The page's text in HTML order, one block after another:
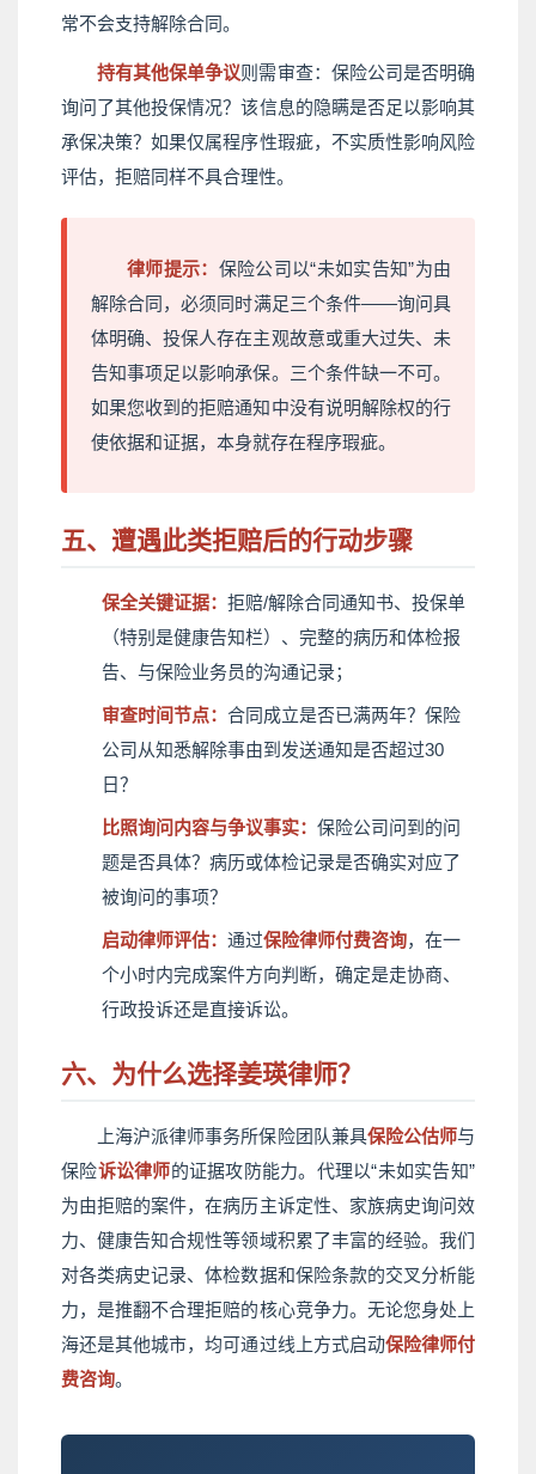
常不会支持解除合同。
持有其他保单争议则需审查：保险公司是否明确
询问了其他投保情况？该信息的隐瞒是否足以影响其
承保决策？如果仅属程序性瑕疵，不实质性影响风险
评估，拒赔同样不具合理性。
律师提示： 保险公司以“未如实告知”为由
解除合同，必须同时满足三个条件——询问具
体明确、投保人存在主观故意或重大过失、未
告知事项足以影响承保。三个条件缺一不可。
如果您收到的拒赔通知中没有说明解除权的行
使依据和证据，本身就存在程序瑕疵。
五、遭遇此类拒赔后的行动步骤
保全关键证据： 拒赔/解除合同通知书、投保单
（特别是健康告知栏）、完整的病历和体检报
告、与保险业务员的沟通记录；
审查时间节点： 合同成立是否已满两年？保险
公司从知悉解除事由到发送通知是否超过30
日？
比照询问内容与争议事实： 保险公司问到的问
题是否具体？病历或体检记录是否确实对应了
被询问的事项？
启动律师评估： 通过保险律师付费咨询，在一
个小时内完成案件方向判断，确定是走协商、
行政投诉还是直接诉讼。
六、为什么选择姜瑛律师？
上海沪派律师事务所保险团队兼具保险公估师与
保险诉讼律师的证据攻防能力。代理以“未如实告知”
为由拒赔的案件，在病历主诉定性、家族病史询问效
力、健康告知合规性等领域积累了丰富的经验。我们
对各类病史记录、体检数据和保险条款的交叉分析能
力，是推翻不合理拒赔的核心竞争力。无论您身处上
海还是其他城市，均可通过线上方式启动保险律师付
费咨询。